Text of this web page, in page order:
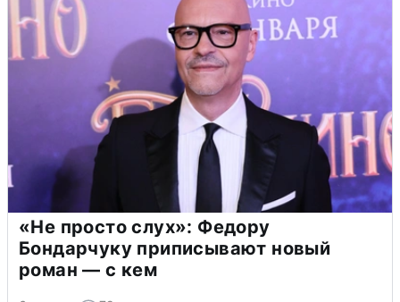
«Не просто слух»: Федору
Бондарчуку приписывают новый
роман — с кем